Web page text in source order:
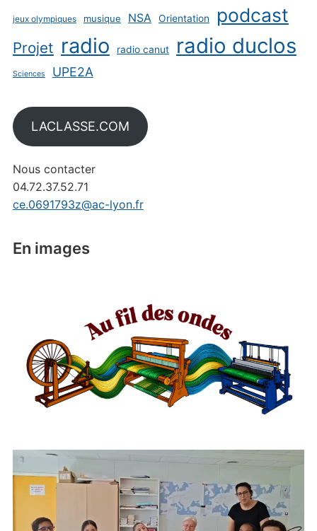
jeux olympiques musique NSA Orientation podcast
Projet radio radio canut radio duclos
Sciences UPE2A
LACLASSE.COM
Nous contacter
04.72.37.52.71
ce.0691793z@ac-lyon.fr
En images